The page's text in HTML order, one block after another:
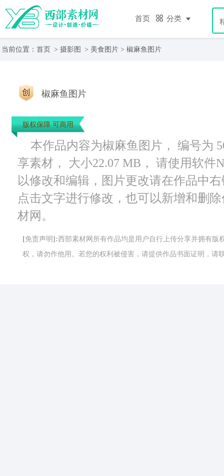
首页 分类
当前位置： 首页 > 摄影图 > 美食图片 > 椒麻鱼图片
椒麻鱼图片
版权保障 可商用
本作品内容为椒麻鱼图片， 编号为
享素材， 大小22.07 MB， 请使用软
以修改和编辑，图片更改请在作品中
点击文字进行修改，也可以新增和删
材网。
[免责声明]:西部素材网所有作品均是用户自行上传分享并拥有
权，请勿作他用。若您的权利被侵害，请提供作品书面证明，请